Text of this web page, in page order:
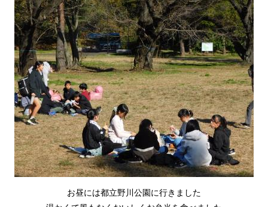
お昼には都立野川公園に行きました